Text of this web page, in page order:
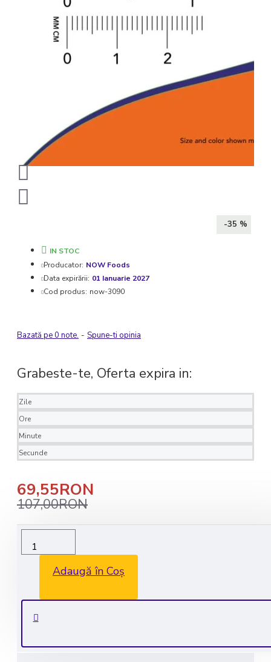
-35 %
IN STOC
Producator: NOW Foods
Data expirării: 01 Ianuarie 2027
Cod produs: now-3090
Bazată pe 0 note. - Spune-ti opinia
Grabeste-te, Oferta expira in:
Zile
Ore
Minute
Secunde
69,55RON
107,00RON
Adaugă în Coș
Livrare rapida in 1-2 zile lucratoare